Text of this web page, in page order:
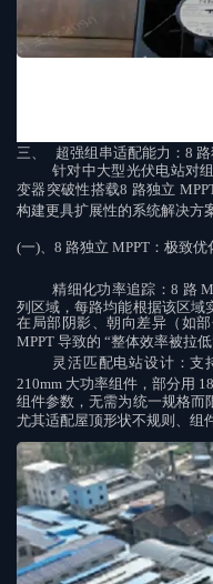
三、
超强组串适配能力： 8
针对中大型光伏电站对
变器突破性搭载8 路独立
构建更具扩展性的系统解决方
(一)、 8 路独立 MPPT ：极致
精细化功率追踪：8 路
列区域，每路均能根据该区域
在局部阴影、朝向差异（如
MPPT 导致的 “整体效率被拉低
灵活匹配电站设计：支
210mm 大功率组件，部分用
组件参数，无需为统一规格而
尤其适配屋顶形状不规则、组